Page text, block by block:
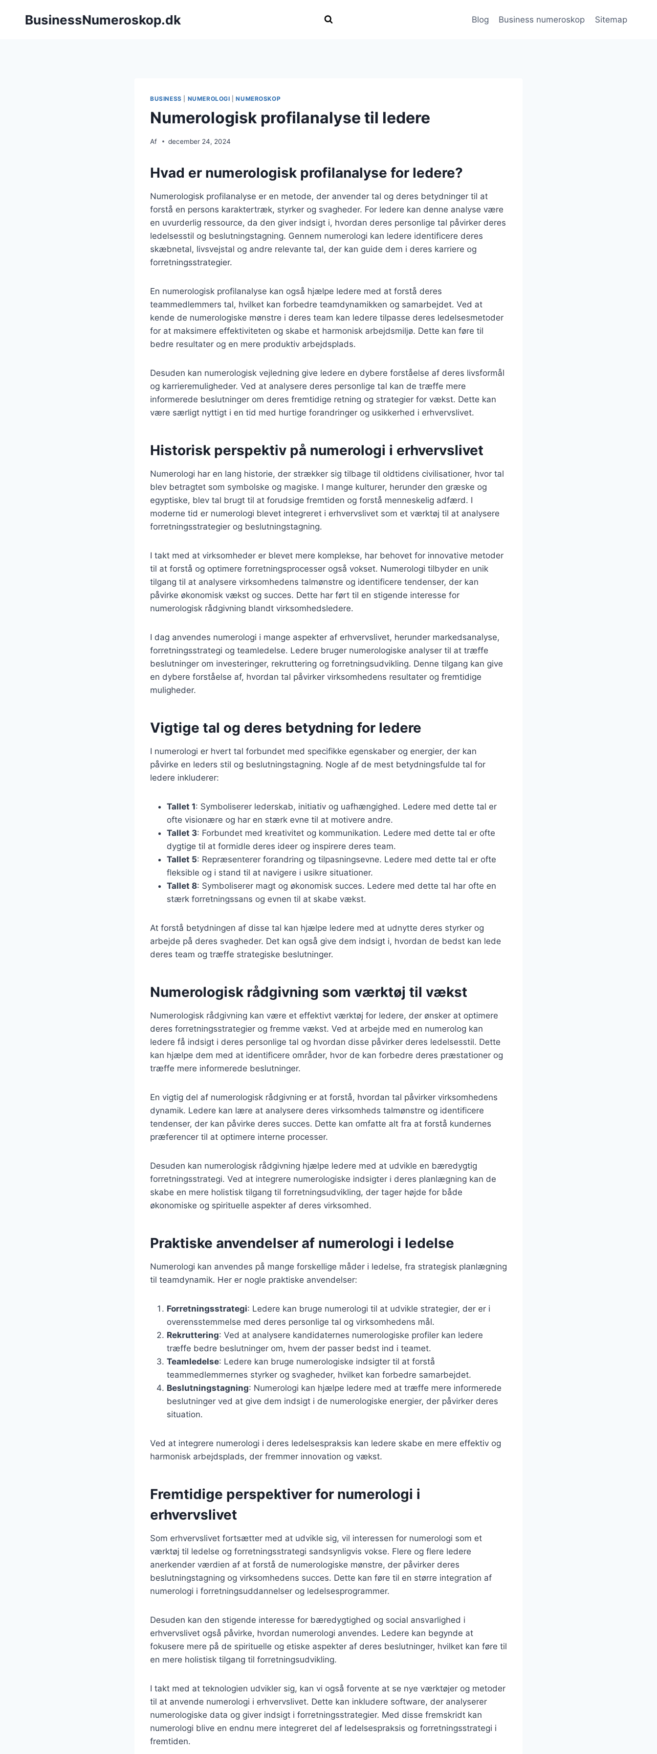
BusinessNumeroskop.dk Blog Business numeroskop Sitemap
BUSINESS NUMEROLOGI |NUMEROSKOP
Numerologisk profilanalyse til ledere
Af december 24, 2024
Hvad er numerologisk profilanalyse for ledere?
Numerologisk profilanalyse er en metode, der anvender tal og deres betydninger til at
forstå en persons karaktertræk, styrker og svagheder. For ledere kan denne analyse være
en uvurderlig ressource, da den giver indsigt i, hvordan deres personlige tal påvirker deres
ledelsesstil og beslutningstagning. Gennem numerologi kan ledere identificere deres
skæbnetal, livsvejstal og andre relevante tal, der kan guide dem i deres karriere og
forretningsstrategier.
En numerologisk profilanalyse kan også hjælpe ledere med at forstå deres
teammedlemmers tal, hvilket kan forbedre teamdynamikken og samarbejdet. Ved at
kende de numerologiske mønstre i deres team kan ledere tilpasse deres ledelsesmetoder
for at maksimere effektiviteten og skabe et harmonisk arbejdsmiljø. Dette kan føre til
bedre resultater og en mere produktiv arbejdsplads.
Desuden kan numerologisk vejledning give ledere en dybere forståelse af deres livsformål
og karrieremuligheder. Ved at analysere deres personlige tal kan de træffe mere
informerede beslutninger om deres fremtidige retning og strategier for vækst. Dette kan
være særligt nyttigt i en tid med hurtige forandringer og usikkerhed i erhvervslivet.
Historisk perspektiv på numerologi i erhvervslivet
Numerologi har en lang historie, der strækker sig tilbage til oldtidens civilisationer, hvor tal
blev betragtet som symbolske og magiske. I mange kulturer, herunder den græske og
egyptiske, blev tal brugt til at forudsige fremtiden og forstå menneskelig adfærd. I
moderne tid er numerologi blevet integreret i erhvervslivet som et værktøj til at analysere
forretningsstrategier og beslutningstagning.
I takt med at virksomheder er blevet mere komplekse, har behovet for innovative metoder
til at forstå og optimere forretningsprocesser også vokset. Numerologi tilbyder en unik
tilgang til at analysere virksomhedens talmønstre og identificere tendenser, der kan
påvirke økonomisk vækst og succes. Dette har ført til en stigende interesse for
numerologisk rådgivning blandt virksomhedsledere.
I dag anvendes numerologi i mange aspekter af erhvervslivet, herunder markedsanalyse,
forretningsstrategi og teamledelse. Ledere bruger numerologiske analyser til at træffe
beslutninger om investeringer, rekruttering og forretningsudvikling. Denne tilgang kan give
en dybere forståelse af, hvordan tal påvirker virksomhedens resultater og fremtidige
muligheder.
Vigtige tal og deres betydning for ledere
I numerologi er hvert tal forbundet med specifikke egenskaber og energier, der kan
påvirke en leders stil og beslutningstagning. Nogle af de mest betydningsfulde tal for
ledere inkluderer:
Tallet 1: Symboliserer lederskab, initiativ og uafhængighed. Ledere med dette tal er
ofte visionære og har en stærk evne til at motivere andre.
Tallet 3: Forbundet med kreativitet og kommunikation. Ledere med dette tal er ofte
dygtige til at formidle deres ideer og inspirere deres team.
Tallet 5: Repræsenterer forandring og tilpasningsevne. Ledere med dette tal er ofte
fleksible og i stand til at navigere i usikre situationer.
Tallet 8: Symboliserer magt og økonomisk succes. Ledere med dette tal har ofte en
stærk forretningssans og evnen til at skabe vækst.
At forstå betydningen af disse tal kan hjælpe ledere med at udnytte deres styrker og
arbejde på deres svagheder. Det kan også give dem indsigt i, hvordan de bedst kan lede
deres team og træffe strategiske beslutninger.
Numerologisk rådgivning som værktøj til vækst
Numerologisk rådgivning kan være et effektivt værktøj for ledere, der ønsker at optimere
deres forretningsstrategier og fremme vækst. Ved at arbejde med en numerolog kan
ledere få indsigt i deres personlige tal og hvordan disse påvirker deres ledelsesstil. Dette
kan hjælpe dem med at identificere områder, hvor de kan forbedre deres præstationer og
træffe mere informerede beslutninger.
En vigtig del af numerologisk rådgivning er at forstå, hvordan tal påvirker virksomhedens
dynamik. Ledere kan lære at analysere deres virksomheds talmønstre og identificere
tendenser, der kan påvirke deres succes. Dette kan omfatte alt fra at forstå kundernes
præferencer til at optimere interne processer.
Desuden kan numerologisk rådgivning hjælpe ledere med at udvikle en bæredygtig
forretningsstrategi. Ved at integrere numerologiske indsigter i deres planlægning kan de
skabe en mere holistisk tilgang til forretningsudvikling, der tager højde for både
økonomiske og spirituelle aspekter af deres virksomhed.
Praktiske anvendelser af numerologi i ledelse
Numerologi kan anvendes på mange forskellige måder i ledelse, fra strategisk planlægning
til teamdynamik. Her er nogle praktiske anvendelser:
Forretningsstrategi: Ledere kan bruge numerologi til at udvikle strategier, der er i
overensstemmelse med deres personlige tal og virksomhedens mål.
Rekruttering: Ved at analysere kandidaternes numerologiske profiler kan ledere
træffe bedre beslutninger om, hvem der passer bedst ind i teamet.
Teamledelse: Ledere kan bruge numerologiske indsigter til at forstå
teammedlemmernes styrker og svagheder, hvilket kan forbedre samarbejdet.
Beslutningstagning: Numerologi kan hjælpe ledere med at træffe mere informerede
beslutninger ved at give dem indsigt i de numerologiske energier, der påvirker deres
situation.
Ved at integrere numerologi i deres ledelsespraksis kan ledere skabe en mere effektiv og
harmonisk arbejdsplads, der fremmer innovation og vækst.
Fremtidige perspektiver for numerologi i
erhvervslivet
Som erhvervslivet fortsætter med at udvikle sig, vil interessen for numerologi som et
værktøj til ledelse og forretningsstrategi sandsynligvis vokse. Flere og flere ledere
anerkender værdien af at forstå de numerologiske mønstre, der påvirker deres
beslutningstagning og virksomhedens succes. Dette kan føre til en større integration af
numerologi i forretningsuddannelser og ledelsesprogrammer.
Desuden kan den stigende interesse for bæredygtighed og social ansvarlighed i
erhvervslivet også påvirke, hvordan numerologi anvendes. Ledere kan begynde at
fokusere mere på de spirituelle og etiske aspekter af deres beslutninger, hvilket kan føre til
en mere holistisk tilgang til forretningsudvikling.
I takt med at teknologien udvikler sig, kan vi også forvente at se nye værktøjer og metoder
til at anvende numerologi i erhvervslivet. Dette kan inkludere software, der analyserer
numerologiske data og giver indsigt i forretningsstrategier. Med disse fremskridt kan
numerologi blive en endnu mere integreret del af ledelsespraksis og forretningsstrategi i
fremtiden.